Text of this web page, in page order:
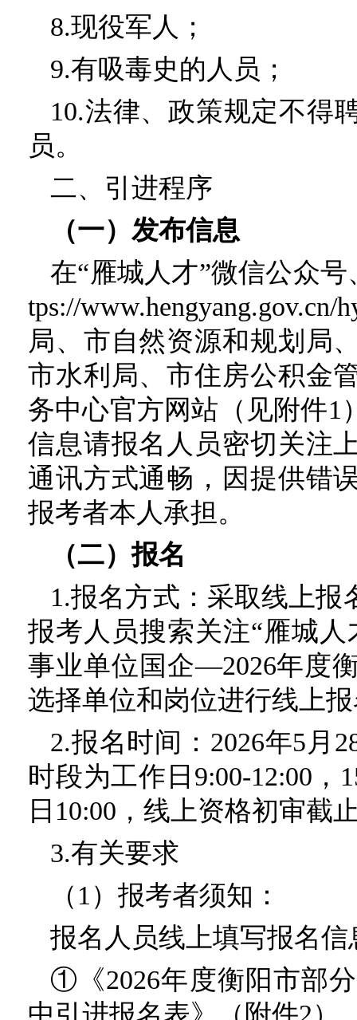
8.现役军人；
9.有吸毒史的人员；
10.法律、政策规定不得
员。
二、引进程序
（一）发布信息
在“雁城人才”微信公众
tps://
局、市自然资源和规划局
市水利局、市住房公积金
务中心官方网站（见附件1
信息请报名人员密切关注
通讯方式通畅，因提供错
报考者本人承担。
（二）报名
1.报名方式：采取线上
报考人员搜索关注“雁城
事业单位国企—2026年度
选择单位和岗位进行线上
2.报名时间：2026年5月
时段为工作日9:00-12:00，
日10:00，线上资格初审截
3.有关要求
（1）报考者须知：
报名人员线上填写报名
①《2026年度衡阳市部
中引进报名表》（附件2）